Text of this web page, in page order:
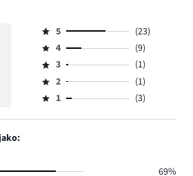
Hodnocení
5,
počet
hlasů
23.
5
(23)
Hodnocení
4,
počet
hlasů
4
(9)
Hodnocení
3,
počet
3
(1)
Hodnocení
2,
2
(1)
Hodnocení
1,
1 (3)
69%